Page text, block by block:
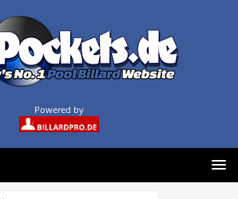
Powered by